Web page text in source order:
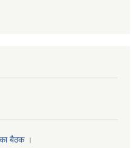
बैठक ।